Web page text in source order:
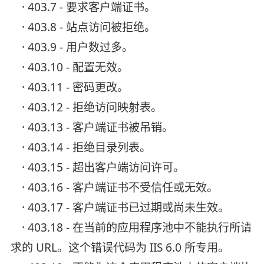
· 403.7 - 要求客户端证书。
· 403.8 - 站点访问被拒绝。
· 403.9 - 用户数过多。
· 403.10 - 配置无效。
· 403.11 - 密码更改。
· 403.12 - 拒绝访问映射表。
· 403.13 - 客户端证书被吊销。
· 403.14 - 拒绝目录列表。
· 403.15 - 超出客户端访问许可。
· 403.16 - 客户端证书不受信任或无效。
· 403.17 - 客户端证书已过期或尚未生效。
· 403.18 - 在当前的应用程序池中不能执行所请
求的 URL。这个错误代码为 IIS 6.0 所专用。